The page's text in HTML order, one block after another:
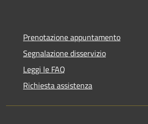
Prenotazione appuntamento
Segnalazione disservizio
Leggi le FAQ
Richiesta assistenza